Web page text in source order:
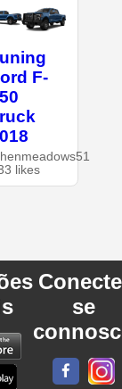
F-
likes
se